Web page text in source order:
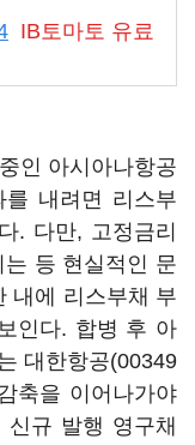
IB토마토 유료
인 아시아나항공
내려면 리스부
. 다만, 고정금리
등 현실적인 문
내에 리스부채 부
인다. 합병 후 아
대한항공(00349
축을 이어나가야
규 발행 영구채